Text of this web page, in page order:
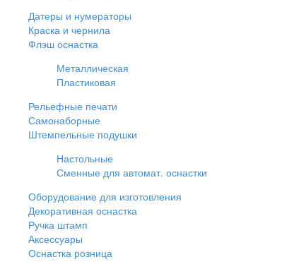
Датеры и нумераторы
Краска и чернила
Флэш оснастка
Металлическая
Пластиковая
Рельефные печати
Самонаборные
Штемпельные подушки
Настольные
Сменные для автомат. оснастки
Оборудование для изготовления
Декоративная оснастка
Ручка штамп
Аксессуары
Оснастка розница